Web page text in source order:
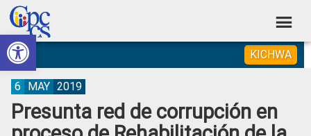
Abrir barra de herramientas
Skip
to
primary
navigation
Skip
to
main
content
Skip
to
primary
sidebar
Skip
to
footer
Consejo
de
Participación
Ciudadana
Construyendo
Poder
Ciudadano
KICHWA
Presunta red de corrupción en
6 MAY 2019